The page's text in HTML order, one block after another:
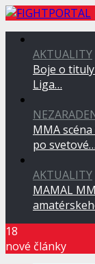
AKTUALITY
Boje o
Liga…
MMA
po svetové…
AKTUALITY
MAMAL
18
nové články